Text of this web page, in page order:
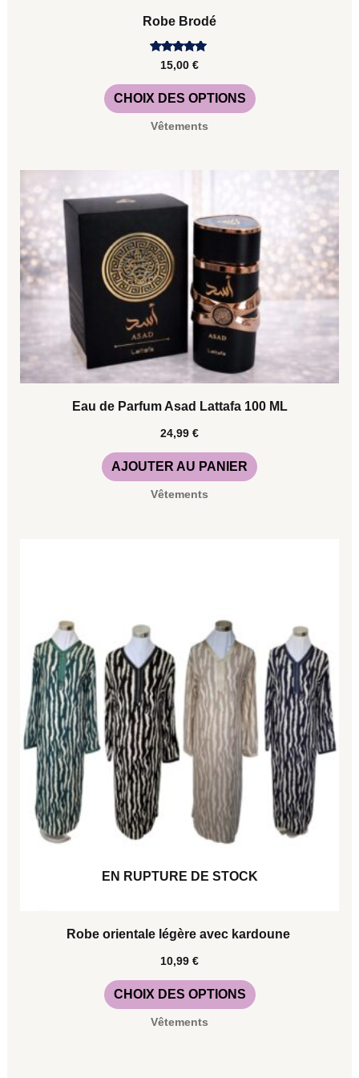
Robe Brodé
Note
5.00
sur 5
15,00 €
CHOIX DES OPTIONS
Vêtements
Eau de Parfum Asad Lattafa 100 ML
24,99 €
AJOUTER AU PANIER
Vêtements
EN RUPTURE DE STOCK
Robe orientale légère avec kardoune
10,99 €
CHOIX DES OPTIONS
plusieurs
variations.
Les
options
peuvent
être
choisies
sur
du
Vêtements